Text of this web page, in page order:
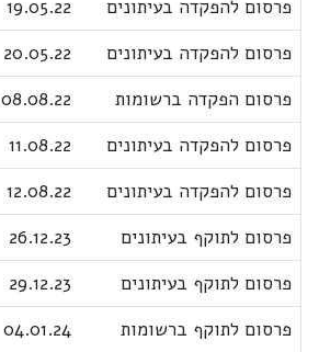
פרסום להפקדה בעיתונים
19.05.22
פרסום להפקדה בעיתונים
20.05.22
פרסום הפקדה ברשומות
08.08.22
פרסום להפקדה בעיתונים
11.08.22
פרסום להפקדה בעיתונים
12.08.22
פרסום לתוקף בעיתונים
26.12.23
פרסום לתוקף בעיתונים
29.12.23
פרסום לתוקף ברשומות
04.01.24